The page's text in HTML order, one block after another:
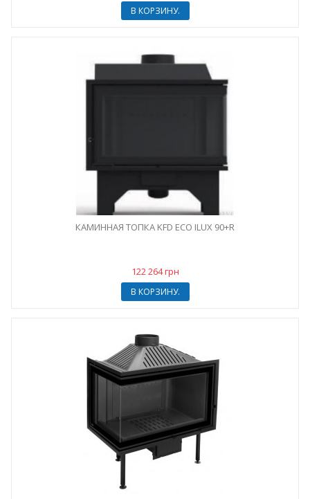
В КОРЗИНУ.
КАМИННАЯ ТОПКА KFD ECO ILUX 90+R
122 264 грн
В КОРЗИНУ.